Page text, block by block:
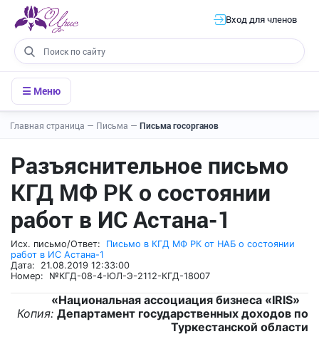
Вход для членов
☰ Меню
Главная страница — Письма — Письма госорганов
Разъяснительное письмо
КГД МФ РК о состоянии
работ в ИС Астана-1
Исх. письмо/Ответ: Письмо в КГД МФ РК от НАБ о состоянии
работ в ИС Астана-1
Дата: 21.08.2019 12:33:00
Номер: №КГД-08-4-ЮЛ-Э-2112-КГД-18007
«Национальная ассоциация бизнеса «IRIS»
Копия: Департамент государственных доходов по
Туркестанской области